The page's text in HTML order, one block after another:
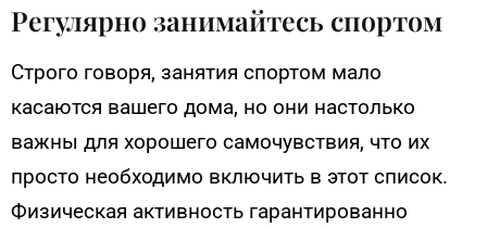
Регулярно занимайтесь спортом
Строго говоря, занятия спортом мало
касаются вашего дома, но они настолько
важны для хорошего самочувствия, что их
просто необходимо включить в этот список.
Физическая активность гарантированно